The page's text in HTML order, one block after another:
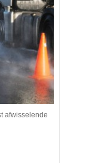
afwisselende